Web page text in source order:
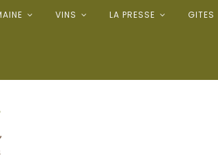
VINS LA PRESSE GITES